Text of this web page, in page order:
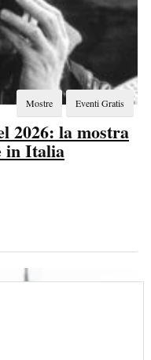
Eventi Gratis
Mostre
2026: la mostra
in Italia